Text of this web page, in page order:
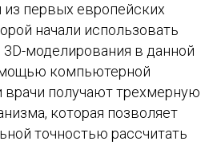
из первых европейских
начали использовать
моделирования в данной
компьютерной
врачи получают трехмерную
которая позволяет
точностью рассчитать